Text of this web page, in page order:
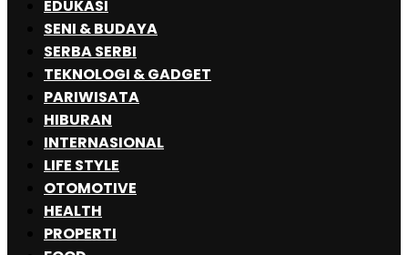
EDUKASI
SENI & BUDAYA
SERBA SERBI
TEKNOLOGI & GADGET
PARIWISATA
HIBURAN
INTERNASIONAL
LIFE STYLE
OTOMOTIVE
HEALTH
PROPERTI